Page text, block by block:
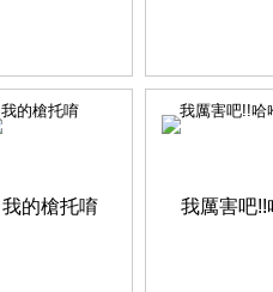
我的槍托唷 我厲害吧!!哈